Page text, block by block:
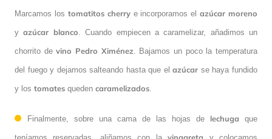
Marcamos los tomatitos cherrye incorporamos elazúcar moreno
yazúcar blanco . Cuando empiecen a caramelizar, añadimos un
chorrito devino Pedro Ximénez . Bajamos un poco la temperatura
del fuego y dejamos salteando hasta que elazúcar se haya fundido
y los tomates queden caramelizados
Finalmente, sobre una cama de las hojas de lechuga que